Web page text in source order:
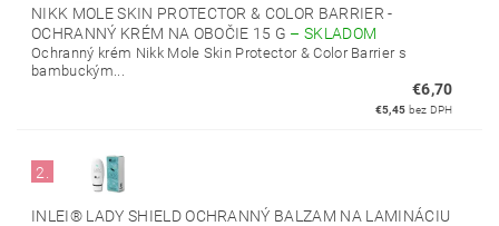
NIKK MOLE SKIN PROTECTOR & COLOR BARRIER -
OCHRANNÝ KRÉM NA OBOČIE 15 G –SKLADOM
Ochranný krém Nikk Mole Skin Protector & Color Barrier s
bambuckým...
€6,70
€5,45 bez DPH
2.
INLEI® LADY SHIELD OCHRANNÝ BALZAM NA LAMINÁCIU